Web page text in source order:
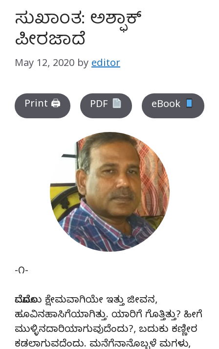
ಸುಖಾಂತ: ಅಶ್ಫಾಕ್
ಪೀರಜಾದೆ
May 12, 2020 by editor
Print 🖨 PDF eBook
-೧-
ಮೊದಮೊದಲು ಕ್ಷೇಮವಾಗಿಯೇ ಇತ್ತು ಜೀವನ,
ಹೂವಿನಹಾಸಿಗೆಯಾಗಿತ್ತು. ಯಾರಿಗೆ ಗೊತ್ತಿತ್ತು? ಹೀಗೆ
ಮುಳ್ಳಿನದಾರಿಯಾಗುವುದೆಂದು?, ಬದುಕು ಕಣ್ಣೀರ
ಕಡಲಾಗುವದೆಂದು. ಮನೆಗೆನಾನೊಬ್ಬಳೆ ಮಗಳು,